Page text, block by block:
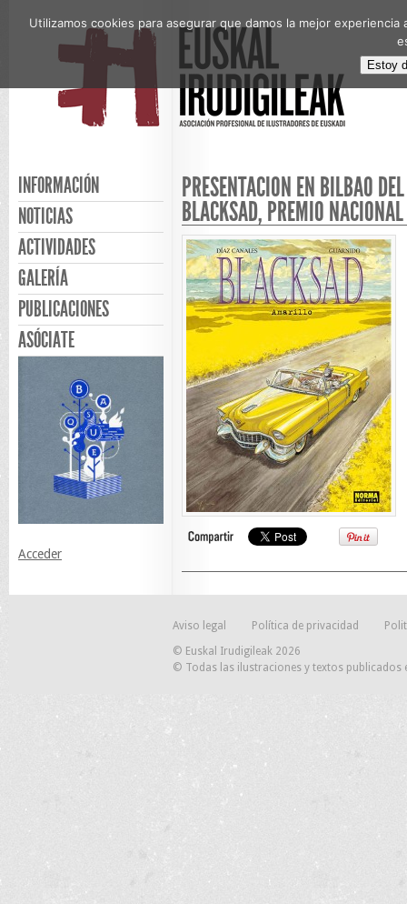
INFORMACIÓN
NOTICIAS
ACTIVIDADES
GALERÍA
PUBLICACIONES
ASÓCIATE
Acceder
PRESENTACIÓN EN BILBAO
BLACKSAD, PREMIO
Aviso legal Política de privacidad
© Euskal Irudigileak 2026
© Todas las ilustraciones y textos publicados
Utilizamos cookies para asegurar que damos la mejor
Estoy